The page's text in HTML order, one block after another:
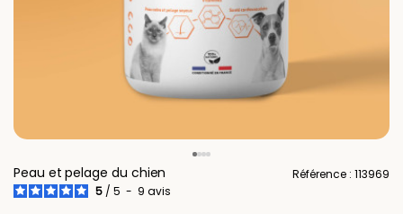
Peau et pelage du chien
5 / 5 - 9 avis
Référence : 113969